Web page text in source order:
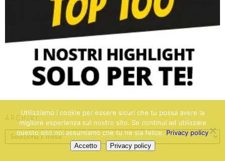
ARCHIVI
Utilizziamo i cookie per essere sicuri che tu possa avere la
migliore esperienza sul nostro sito. Se continui ad utilizzare
questo sito noi assumiamo che tu ne sia felice.Privacy policy
Accetto Privacy policy